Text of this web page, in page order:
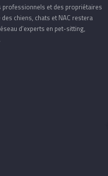
professionnels et des propriétaires
chiens, chats et NAC restera
d’experts en pet-sitting,